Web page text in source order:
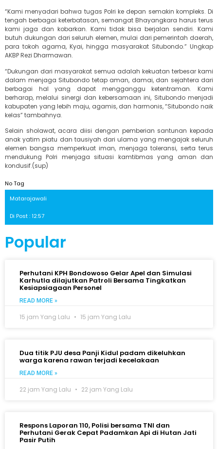
“Kami menyadari bahwa tugas Polri ke depan semakin kompleks. Di
tengah berbagai keterbatasan, semangat Bhayangkara harus terus
kami jaga dan kobarkan. Kami tidak bisa berjalan sendiri. Kami
butuh dukungan dari seluruh elemen, mulai dari pemerintah daerah,
para tokoh agama, Kyai, hingga masyarakat Situbondo.” Ungkap
AKBP Rezi Dharmawan.
“Dukungan dari masyarakat semua adalah kekuatan terbesar kami
dalam menjaga Situbondo tetap aman, damai, dan sejahtera dari
berbagai hal yang dapat mengganggu ketentraman. Kami
berharap, melalui sinergi dan kebersamaan ini, Situbondo menjadi
kabupaten yang lebih maju, agamis, dan harmonis, “Situbondo naik
kelas” tambahnya.
Selain sholawat, acara diisi dengan pemberian santunan kepada
anak yatim piatu dan tausiyah dari ulama yang mengajak seluruh
elemen bangsa memperkuat iman, menjaga toleransi, serta terus
mendukung Polri menjaga situasi kamtibmas yang aman dan
kondusif.(sup)
No Tag
Matarajawali
Di Post : 12:57
Popular
Perhutani KPH Bondowoso Gelar Apel dan Simulasi
Karhutla dilajutkan Patroli Bersama Tingkatkan
Kesiapsiagaan Personel
READ MORE »
15 jam Yang Lalu 15 jam Yang Lalu
Dua titik PJU desa Panji Kidul padam dikeluhkan
warga karena rawan terjadi kecelakaan
READ MORE »
22 jam Yang Lalu 22 jam Yang Lalu
Respons Laporan 110, Polisi bersama TNI dan
Perhutani Gerak Cepat Padamkan Api di Hutan Jati
Pasir Putih